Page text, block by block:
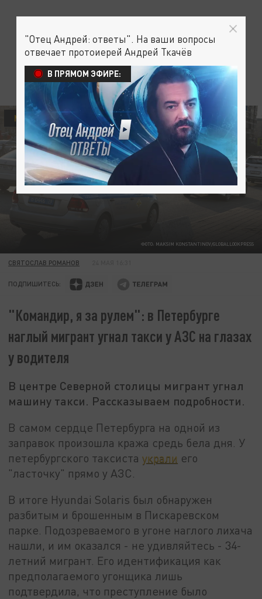
ФОТО: MAKSIM KONSTANTINOV/GLOBALLOOKPRESS
МИГРАНТЫ
СВЯТОСЛАВ РОМАНОВ
ПОДПИШИТЕСЬ:
"Командир, я за рулем": в Петербурге
наглый мигрант угнал такси у АЗС на глазах
у водителя
В центре Северной столицы мигрант угнал
машину такси. Рассказываем подробности.
В самом сердце Петербурга на одной из
заправок произошла кража средь бела дня. У
петербургского таксистаукрали его
"ласточку" прямо у АЗС.
В итоге Hyundai Solaris был обнаружен
разбитым и брошенным в Пискаревском
парке. Подозреваемого в угоне наглого лихача
нашли, и им оказался - не удивляйтесь - 34-
летний мигрант. Его идентификация как
предполагаемого угонщика лишь
подтвердила, что преступление было
"Отец Андрей: ответы". На ваши вопросы
отвечает протоиерей Андрей Ткачёв
В ПРЯМОМ ЭФИРЕ: